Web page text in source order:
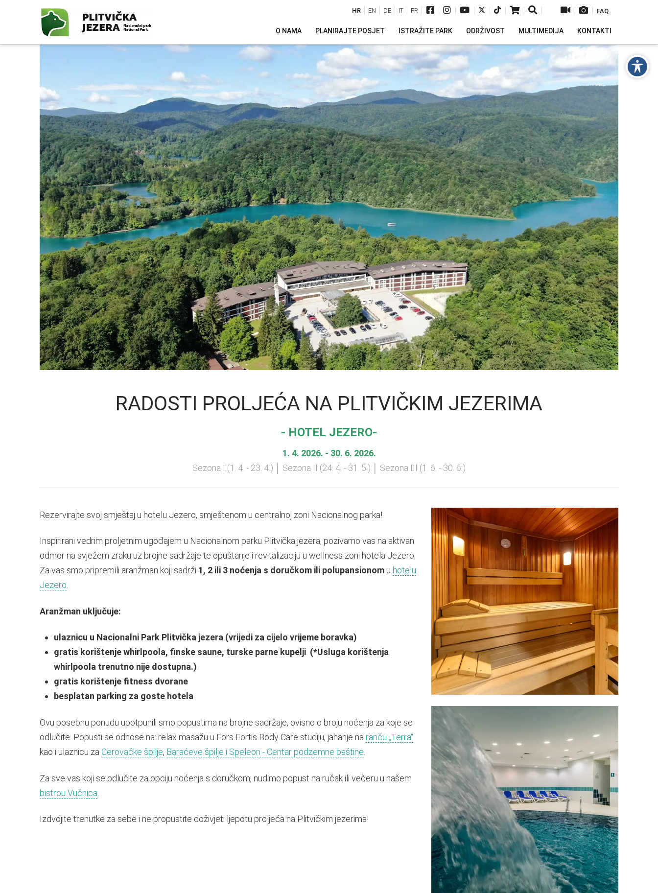
| | | | | | | | | FAQ
HR EN DE IT FR
O NAMA PLANIRAJTE POSJET ISTRAŽITE PARK ODRŽIVOST MULTIMEDIJA KONTAKTI
RADOSTI PROLJEĆA NA PLITVIČKIM JEZERIMA
- HOTEL JEZERO-
1. 4. 2026. - 30. 6. 2026.
Sezona I (1. 4. - 23. 4.) │ Sezona II (24. 4. - 31. 5.) │ Sezona III (1. 6. - 30. 6.)
Rezervirajte svoj smještaj u hotelu Jezero, smještenom u centralnoj zoni Nacionalnog parka!
Inspirirani vedrim proljetnim ugođajem u Nacionalnom parku Plitvička jezera, pozivamo vas na aktivan
odmor na svježem zraku uz brojne sadržaje te opuštanje i revitalizaciju u wellness zoni hotela Jezero.
Za vas smo pripremili aranžman koji sadrži 1, 2 ili 3 noćenja s doručkom ili polupansionomu hotelu
Jezero
Aranžman uključuje:
ulaznicu u Nacionalni Park Plitvička jezera (vrijedi za cijelo vrijeme boravka)
gratis korištenje whirlpoola, finske saune, turske parne kupelji (*Usluga korištenja
whirlpoola trenutno nije dostupna.)
gratis korištenje fitness dvorane
besplatan parking za goste hotela
Ovu posebnu ponudu upotpunili smo popustima na brojne sadržaje, ovisno o broju noćenja za koje se
odlučite. Popusti se odnose na: relax masažu u Fors Fortis Body Care studiju, jahanje na ranču „Terra“
kao i ulaznicu za Cerovačke špilje, Baraćeve špilje i Speleon - Centar podzemne baštine
Za sve vas koji se odlučite za opciju noćenja s doručkom, nudimo popust na ručak ili večeru u našem
bistrou Vučnica
Izdvojite trenutke za sebe i ne propustite doživjeti ljepotu proljeća na Plitvičkim jezerima!